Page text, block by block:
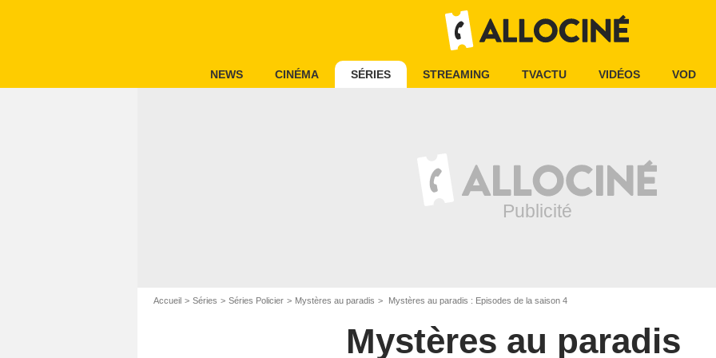
NEWS CINÉMA SÉRIES STREAMING TVACTU VIDÉOS VOD
Accueil Séries Séries Policier Mystères au paradis Mystères au paradis : Episodes de la saison 4
Mystères au paradis